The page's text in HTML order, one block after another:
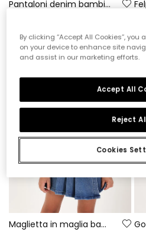
Pantaloni denim bambina blu con toppe di fiori
Maglietta in maglia bambina écru stampa amiche
By clicking “Accept All Cookies”,
on your device to enhance site
and assist in our marketing efforts.
Cookies
Reject
Accept All